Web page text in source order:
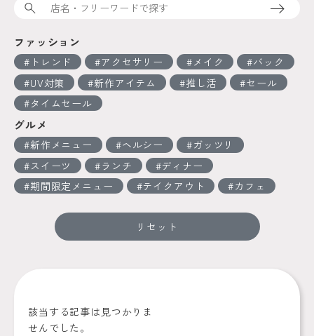
検索
ファッション
トレンド アクセサリー メイク
バック
UV対策
新作アイテム 推し活
セール
タイムセール
グルメ
新作メニュー ヘルシー
ガッツリ
スイーツ
ランチ
ディナー
期間限定メニュー
テイクアウト カフェ
リセット
該当する記事は見つかりま
せんでした。